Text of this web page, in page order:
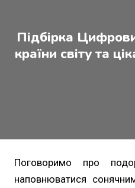
Підбірка
країни світу та
Поговоримо про
наповнюватися